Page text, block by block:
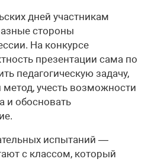
дней участникам
стороны
На конкурсе
презентации сама по
педагогическую задачу,
учесть возможности
и обосновать
испытаний —
с классом, который